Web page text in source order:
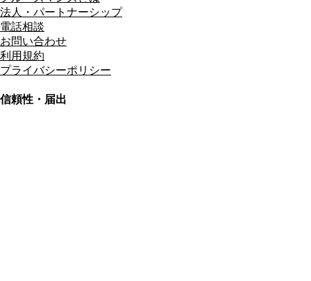
法人・パートナーシップ
電話相談
お問い合わせ
利用規約
プライバシーポリシー
信頼性・届出